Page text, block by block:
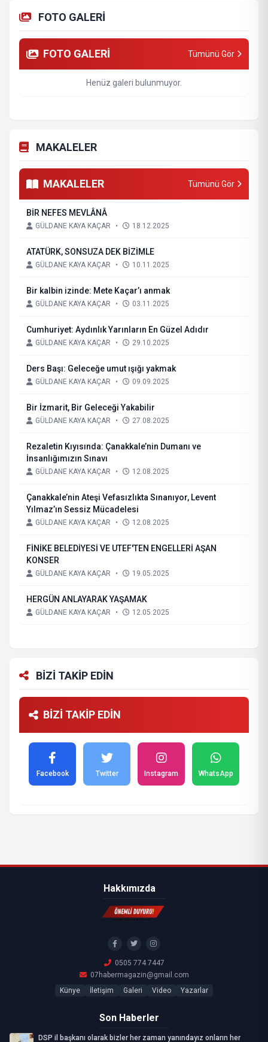
FOTO GALERİ
FOTO GALERİ Tümünü Gör
Henüz galeri bulunmuyor.
MAKALELER
MAKALELER Tümünü Gör
BİR NEFES MEVLÂNÂ
GÜLDANE KAYA KAÇAR • 18.12.2025
ATATÜRK, SONSUZA DEK BİZİMLE
GÜLDANE KAYA KAÇAR • 10.11.2025
Bir kalbin izinde: Mete Kaçar’ı anmak
GÜLDANE KAYA KAÇAR • 03.11.2025
Cumhuriyet: Aydınlık Yarınların En Güzel Adıdır
GÜLDANE KAYA KAÇAR • 29.10.2025
Ders Başı: Geleceğe umut ışığı yakmak
GÜLDANE KAYA KAÇAR • 09.09.2025
Bir İzmarit, Bir Geleceği Yakabilir
GÜLDANE KAYA KAÇAR • 27.08.2025
Rezaletin Kıyısında: Çanakkale’nin Dumanı ve
İnsanlığımızın Sınavı
GÜLDANE KAYA KAÇAR • 12.08.2025
Çanakkale’nin Ateşi Vefasızlıkta Sınanıyor, Levent
Yılmaz’ın Sessiz Mücadelesi
GÜLDANE KAYA KAÇAR • 12.08.2025
FİNİKE BELEDİYESİ VE UTEF'TEN ENGELLERİ AŞAN
KONSER
GÜLDANE KAYA KAÇAR • 19.05.2025
HERGÜN ANLAYARAK YAŞAMAK
GÜLDANE KAYA KAÇAR • 12.05.2025
BİZİ TAKİP EDİN
BİZİ TAKİP EDİN
Facebook Twitter Instagram WhatsApp
Hakkımızda
0505 774 7447
07habermagazin@gmail.com
Künye
İletişim Galeri Video Yazarlar
Son Haberler
DSP il başkanı olarak bizler her zaman yanındayız onların her